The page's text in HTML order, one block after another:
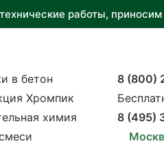
работы,
в бетон
Хромпик
химия
8 (800)
8 (495)